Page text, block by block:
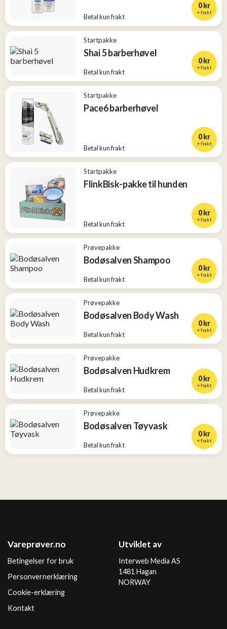
Betal kun frakt
0 kr
+ frakt
Startpakke
Shai 5 barberhøvel
Betal kun frakt
0 kr
+ frakt
Startpakke
Pace6 barberhøvel
Betal kun frakt
0 kr
+ frakt
Startpakke
FlinkBisk-pakke til hunden
Betal kun frakt
0 kr
+ frakt
Prøvepakke
Bodøsalven Shampoo
Betal kun frakt
0 kr
+ frakt
Prøvepakke
Bodøsalven Body Wash
Betal kun frakt
0 kr
+ frakt
Prøvepakke
Bodøsalven Hudkrem
Betal kun frakt
0 kr
+ frakt
Prøvepakke
Bodøsalven Tøyvask
Betal kun frakt
0 kr
+ frakt
Vareprøver.no
Betingelser for bruk
Personvernerklæring
Cookie-erklæring
Kontakt
Utviklet av
Interweb Media AS
1481 Hagan
NORWAY